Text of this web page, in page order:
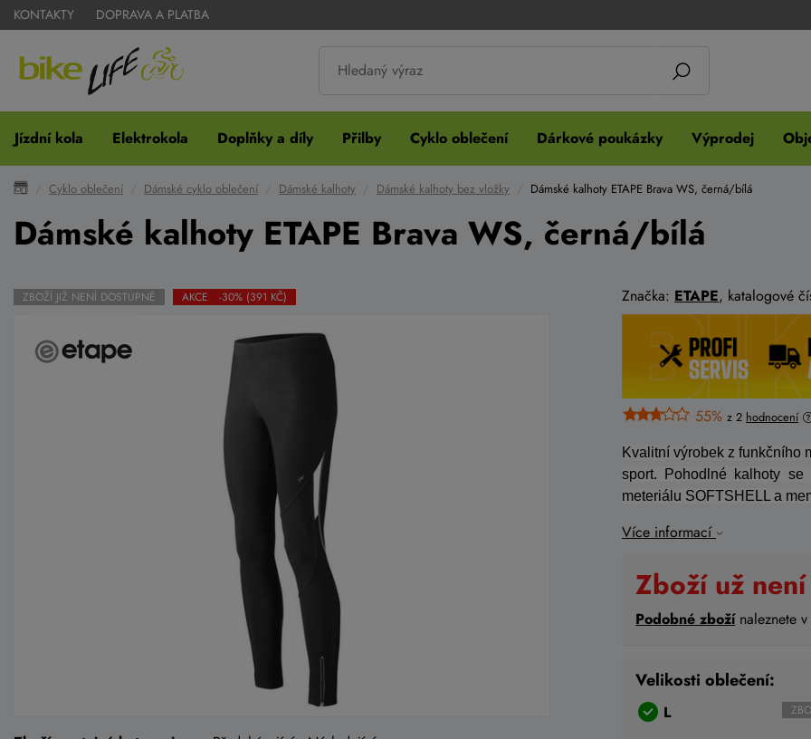
KONTAKTY DOPRAVA A PLATBA
Jízdní kola Elektrokola Doplňky a díly Přilby Cyklo oblečení Dárkové poukázky Výprodej
Cyklo oblečení Dámské cyklo oblečení Dámské kalhoty Dámské kalhoty bez vložky Dámské kalhoty ETAPE Brava WS, černá/bílá
Dámské kalhoty ETAPE Brava WS, černá/bílá
ZBOŽÍ JIŽ NENÍ DOSTUPNÉ AKCE -30% (391 KČ) Značka: ETAPE, katalogové
55% z 2 hodnocení
Kvalitní výrobek z funkčního
sport. Pohodlné kalhoty
meteriálu SOFTSHELL a
Více informací
Zboží už
Podobné zbožínaleznete
Velikosti oblečení:
L